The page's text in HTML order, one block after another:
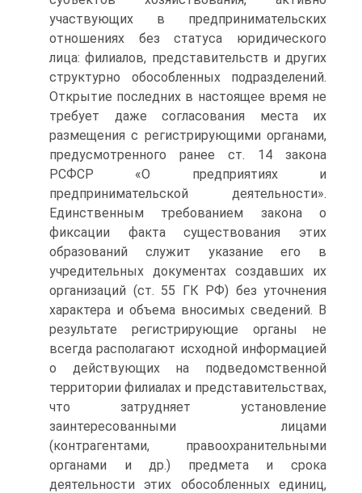
участвующих в предпринимательских
отношениях без статуса юридического
лица: филиалов, представительств и других
структурно обособленных подразделений.
Открытие последних в настоящее время не
требует даже согласования места их
размещения с регистрирующими органами,
предусмотренного ранее ст. 14 закона
РСФСР «О предприятиях и
предпринимательской деятельности».
Единственным требованием закона о
фиксации факта существования этих
образований служит указание его в
учредительных документах создавших их
организаций (ст. 55 ГК РФ) без уточнения
характера и объема вносимых сведений. В
результате регистрирующие органы не
всегда располагают исходной информацией
о действующих на подведомственной
территории филиалах и представительствах,
что затрудняет установление
заинтересованными лицами
(контрагентами, правоохранительными
органами и др.) предмета и срока
деятельности этих обособленных единиц,